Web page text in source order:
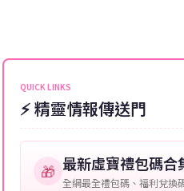
角色名稱：您遊戲中的角色名
等級：角色的當前等級。
提供這些信息能幫助我們更
可直接聯絡客服查詢訂單進
QUICK LINKS
⚡ 精靈情報傳送門
🎁 最新虛寶禮包碼合
全網最全禮包碼、福利兌換